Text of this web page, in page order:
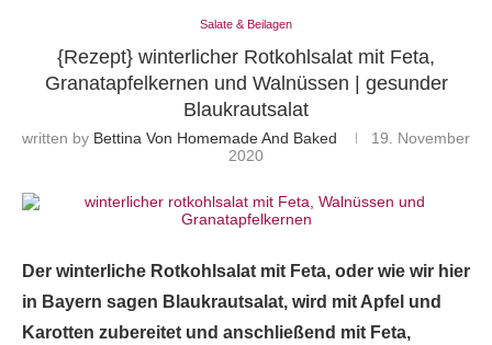
Salate & Beilagen
{Rezept} winterlicher Rotkohlsalat mit Feta,
Granatapfelkernen und Walnüssen | gesunder
Blaukrautsalat
written by Bettina Von Homemade And Baked
19. November
2020
Der winterliche Rotkohlsalat mit Feta, oder wie wir hier
in Bayern sagen Blaukrautsalat, wird mit Apfel und
Karotten zubereitet und anschließend mit Feta,